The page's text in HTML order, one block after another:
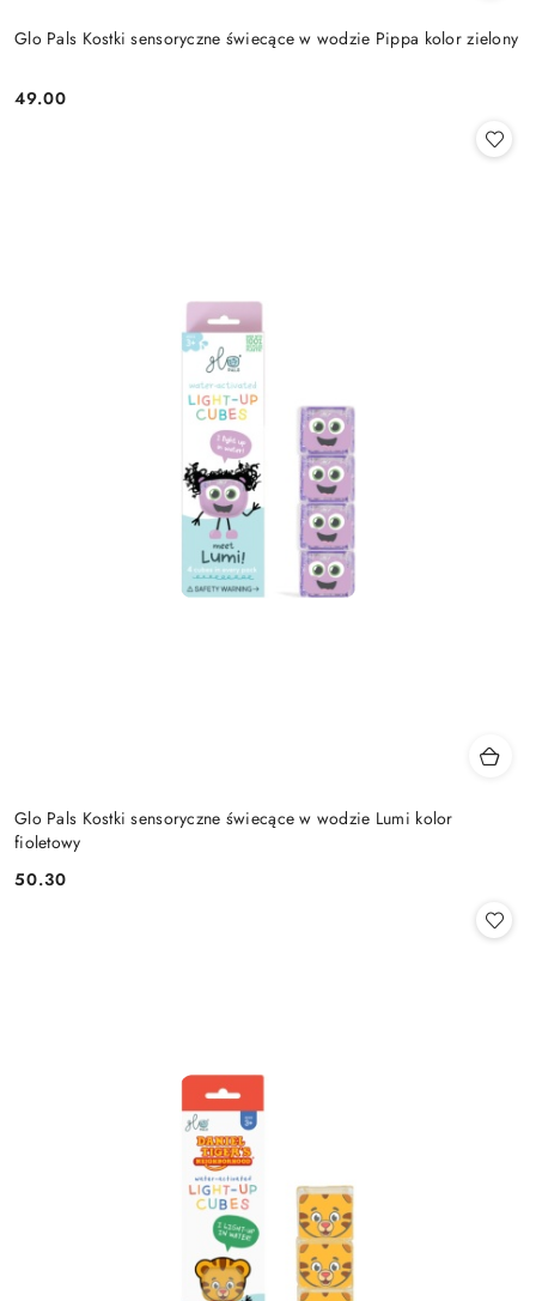
Glo Pals Kostki sensoryczne świecące w wodzie Pippa kolor zielony
Cena:
49.00
Glo Pals Kostki sensoryczne świecące w wodzie Lumi kolor
fioletowy
Cena:
50.30